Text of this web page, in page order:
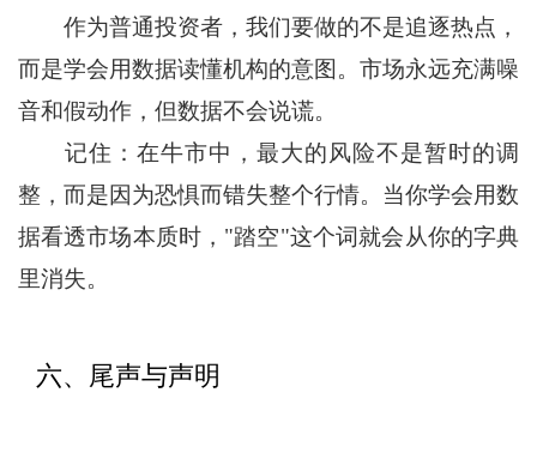
作为普通投资者，我们要做的不是追逐热点，
而是学会用数据读懂机构的意图。市场永远充满噪
音和假动作，但数据不会说谎。
记住：在牛市中，最大的风险不是暂时的调
整，而是因为恐惧而错失整个行情。当你学会用数
据看透市场本质时，"踏空"这个词就会从你的字典
里消失。
六、尾声与声明